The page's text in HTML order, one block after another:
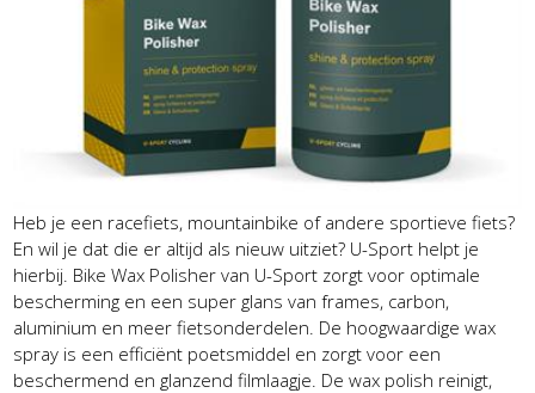
Heb je een racefiets, mountainbike of andere sportieve fiets?
En wil je dat die er altijd als nieuw uitziet? U-Sport helpt je
hierbij. Bike Wax Polisher van U-Sport zorgt voor optimale
bescherming en een super glans van frames, carbon,
aluminium en meer fietsonderdelen. De hoogwaardige wax
spray is een efficiënt poetsmiddel en zorgt voor een
beschermend en glanzend filmlaagje. De wax polish reinigt,